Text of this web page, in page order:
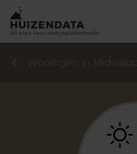
Woningen in Midwoud